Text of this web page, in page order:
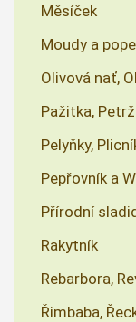
Měsíček
Moudy a
Olivová nať,
Pažitka,
Pelyňky,
Pepřovník a
Přírodní
Rakytník
Rebarbora,
Řimbaba,